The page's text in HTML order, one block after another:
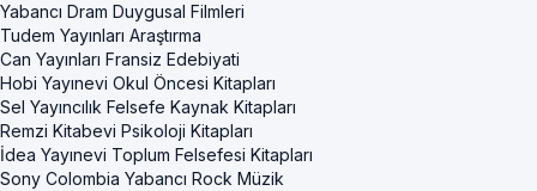
Yabancı Dram Duygusal Filmleri
Tudem Yayınları Araştırma
Can Yayınları Fransiz Edebiyati
Hobi Yayınevi Okul Öncesi Kitapları
Sel Yayıncılık Felsefe Kaynak Kitapları
Remzi Kitabevi Psikoloji Kitapları
İdea Yayınevi Toplum Felsefesi Kitapları
Sony Colombia Yabancı Rock Müzik